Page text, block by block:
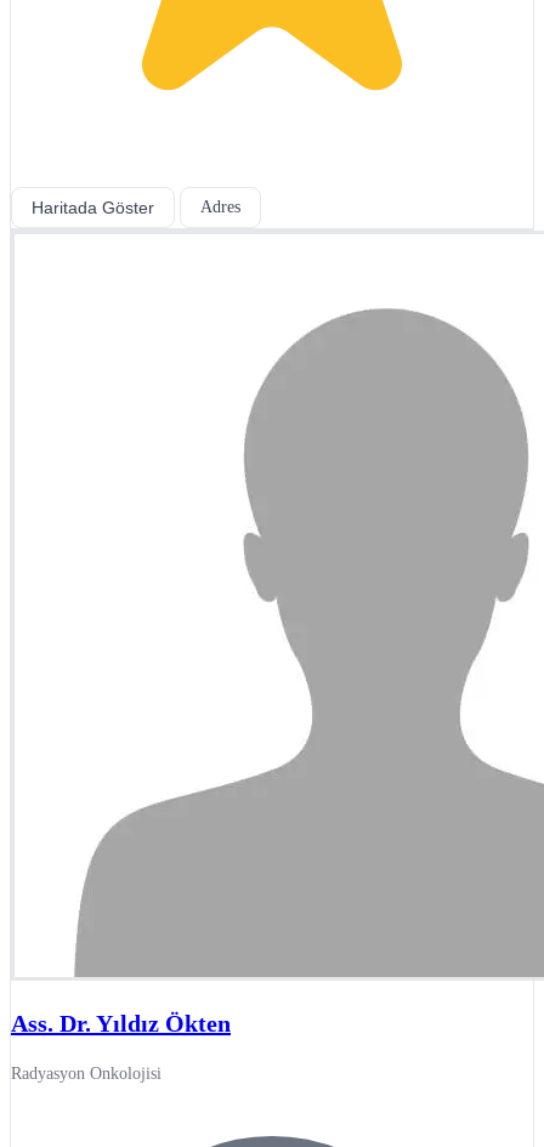
Haritada Göster Adres
Ass. Dr. Yıldız Ökten
Radyasyon Onkolojisi